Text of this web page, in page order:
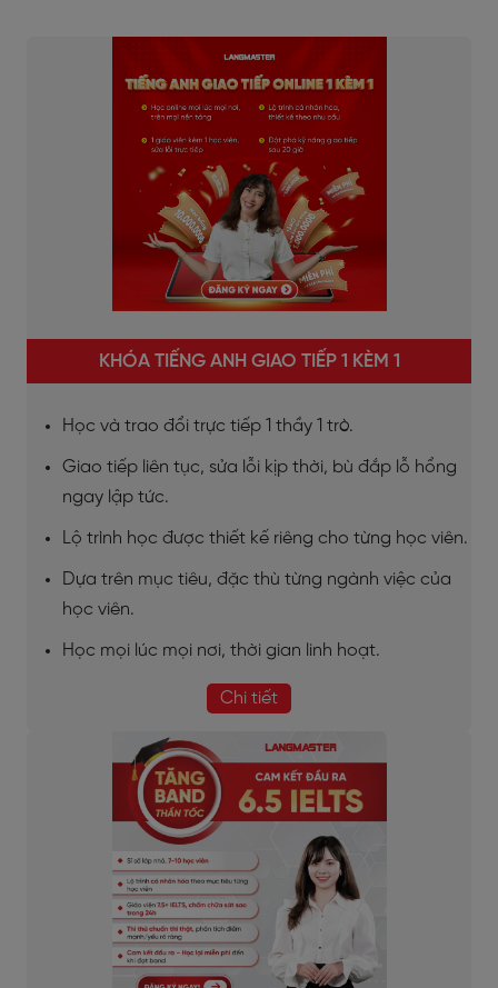
KHÓA TIẾNG ANH GIAO TIẾP 1 KÈM 1
Học và trao đổi trực tiếp 1 thầy 1 trò.
Giao tiếp liên tục, sửa lỗi kịp thời, bù đắp lỗ hổng
ngay lập tức.
Lộ trình học được thiết kế riêng cho từng học viên.
Dựa trên mục tiêu, đặc thù từng ngành việc của
học viên.
Học mọi lúc mọi nơi, thời gian linh hoạt.
Chi tiết